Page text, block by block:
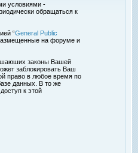
условиями -
обращаться к
“General Public
размещенные на форуме и
законы Вашей
заблокировать Ваш
право в любое время по
данных. В то же
к этой